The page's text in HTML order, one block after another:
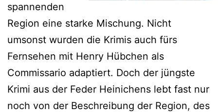
spannenden
Region eine starke Mischung. Nicht
umsonst wurden die Krimis auch fürs
Fernsehen mit Henry Hübchen als
Commissario adaptiert. Doch der jüngste
Krimi aus der Feder Heinichens lebt fast nur
noch von der Beschreibung der Region, des